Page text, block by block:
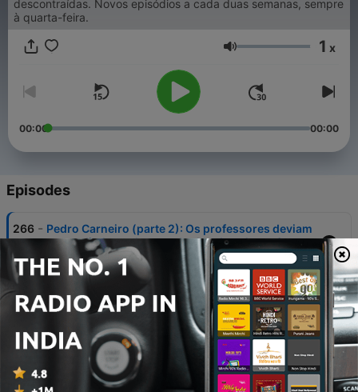
descontraídas. Novos episódios a cada duas semanas, sempre
à quarta-feira.
Volume 1 x
00:00 00:00
Episodes
266 - Pedro Carneiro (parte 2): Os professores deviam
ser avaliados pelos resultados dos alunos?
29 Jul 2026
Pedro Carneiro (parte 1): Como descobrir o que
realmente funciona na educação?
264 - Rita de La Feria (parte 2): Porque todos odeiam
impostos sobre heranças?
15 Jul 2026